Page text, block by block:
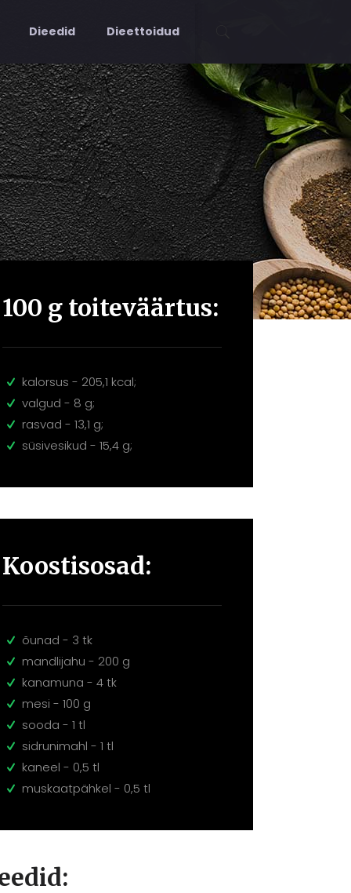
Dieedid Dieettoidud
100 g toiteväärtus:
kalorsus - 205,1 kcal;
valgud - 8 g;
rasvad - 13,1 g;
süsivesikud - 15,4 g;
Koostisosad:
õunad - 3 tk
mandlijahu - 200 g
kanamuna - 4 tk
mesi - 100 g
sooda - 1 tl
sidrunimahl - 1 tl
kaneel - 0,5 tl
muskaatpähkel - 0,5 tl